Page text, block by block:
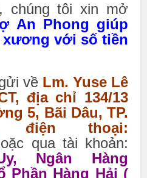
chúng tôi xin mở
An Phong giúp
với số tiền
về Lm. Yuse Lê
địa chỉ 134/13
5, Bãi Dâu, TP.
điện thoại:
qua tài khoản:
Ngân Hàng
Phần Hàng Hải (